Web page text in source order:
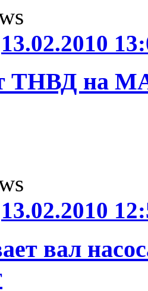
13.02.2010
ТНВД на
13.02.2010
вал